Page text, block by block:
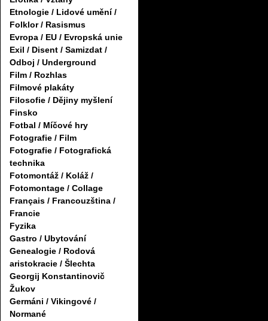
Etnologie / Lidové umění /
Folklor / Rasismus
Evropa / EU / Evropská unie
Exil / Disent / Samizdat /
Odboj / Underground
Film / Rozhlas
Filmové plakáty
Filosofie / Dějiny myšlení
Finsko
Fotbal / Míčové hry
Fotografie / Film
Fotografie / Fotografická
technika
Fotomontáž / Koláž /
Fotomontage / Collage
Français / Francouzština /
Francie
Fyzika
Gastro / Ubytování
Genealogie / Rodová
aristokracie / Šlechta
Georgij Konstantinovič
Žukov
Germáni / Vikingové /
Normané